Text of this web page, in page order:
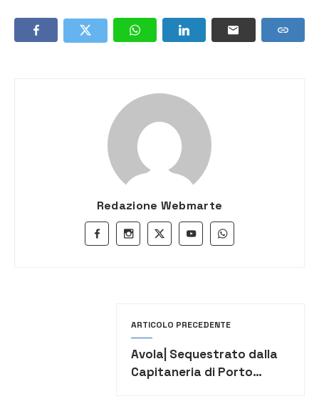
Redazione Webmarte
ARTICOLO PRECEDENTE
Avola| Sequestrato dalla
Capitaneria di Porto